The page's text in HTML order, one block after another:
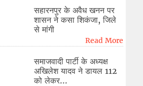
सहारनपुर के अवैध खनन पर
शासन ने कसा शिकंजा, जिले
से मांगी
Read More
समाजवादी पार्टी के अध्यक्ष
अखिलेश यादव ने डायल 112
को लेकर...